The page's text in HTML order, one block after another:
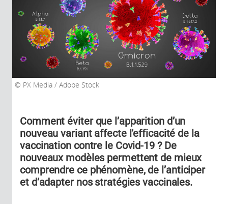
PX Media / Adobe Stock
Comment éviter que l’apparition d’un
nouveau variant affecte l’efficacité de la
vaccination contre le Covid-19 ? De
nouveaux modèles permettent de mieux
comprendre ce phénomène, de l’anticiper
et d’adapter nos stratégies vaccinales.